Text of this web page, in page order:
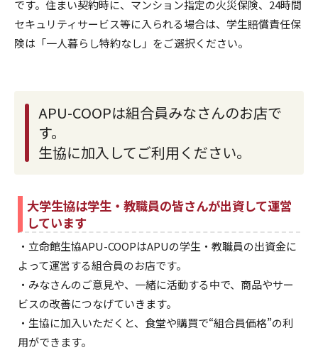
です。住まい契約時に、マンション指定の火災保険、24時間
セキュリティサービス等に入られる場合は、学生賠償責任保
険は「一人暮らし特約なし」をご選択ください。
APU-COOPは組合員みなさんのお店で
す。
生協に加入してご利用ください。
大学生協は学生・教職員の皆さんが出資して運営
しています
・立命館生協APU-COOPはAPUの学生・教職員の出資金に
よって運営する組合員のお店です。
・みなさんのご意見や、一緒に活動する中で、商品やサー
ビスの改善につなげていきます。
・生協に加入いただくと、食堂や購買で“組合員価格”の利
用ができます。